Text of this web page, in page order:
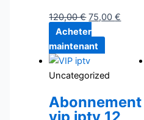
120,00€ 75,00€
Acheter
maintenant
Uncategorized
Abonnement